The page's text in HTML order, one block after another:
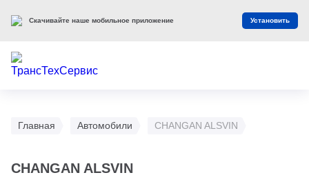
Главная Автомобили CHANGAN ALSVIN
CHANGAN ALSVIN
Скачивайте наше мобильное приложение Установить